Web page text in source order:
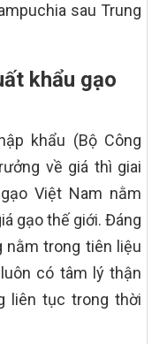
sau Trung
khẩu gạo
khẩu (Bộ Công
về giá thì giai
Việt Nam nằm
gạo thế giới. Đáng
nằm trong tiên liệu
có tâm lý thận
liên tục trong thời